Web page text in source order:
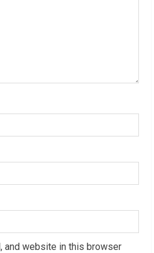
and website in this browser